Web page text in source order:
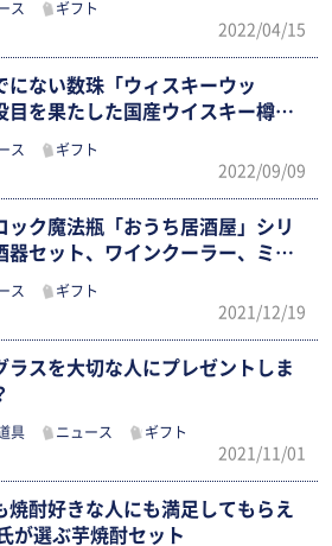
ス ギフト
2022/04/15
にない数珠「ウィスキーウッ
目を果たした国産ウイスキー樽が
ス ギフト
2022/09/09
ック魔法瓶「おうち居酒屋」シリ
器セット、ワインクーラー、ミニ
ス ギフト
2021/12/19
ラスを大切な人にプレゼントしま
具 ニュース ギフト
2021/11/01
焼酎好きな人にも満足してもらえ
が選ぶ芋焼酎セット